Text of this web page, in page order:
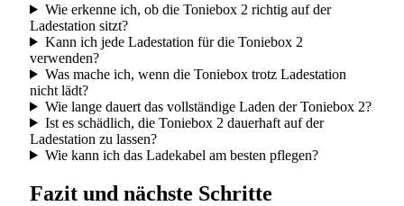
Wie erkenne ich, ob die Toniebox 2 richtig auf der
Ladestation sitzt?
Kann ich jede Ladestation für die Toniebox 2
verwenden?
Was mache ich, wenn die Toniebox trotz Ladestation
nicht lädt?
Wie lange dauert das vollständige Laden der Toniebox 2?
Ist es schädlich, die Toniebox 2 dauerhaft auf der
Ladestation zu lassen?
Wie kann ich das Ladekabel am besten pflegen?
Fazit und nächste Schritte